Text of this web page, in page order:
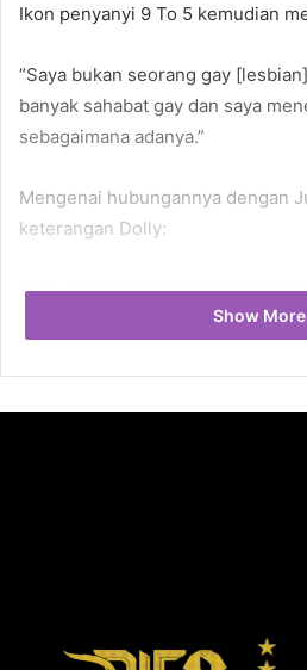
Ikon penyanyi 9 To 5 kemudian
“Saya bukan seorang gay
banyak sahabat gay dan saya
sebagaimana adanya.”
Mengenai hubungannya dengan
keterangan Dolly:
“Judi dan saya berteman sangat
sejak kami masih kanak-kanak.
menjadi sahabat terbaik.”
Show More